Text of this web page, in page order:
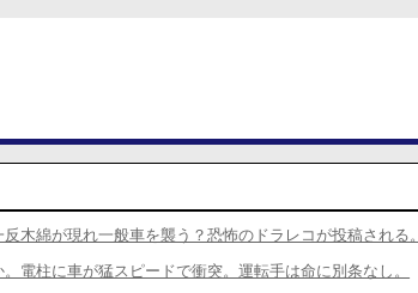
木綿が現れ一般車を襲う？恐怖のドラレコが投稿される。
電柱に車が猛スピードで衝突。運転手は命に別条なし。